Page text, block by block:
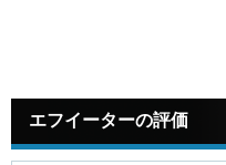
エフイーターの評価